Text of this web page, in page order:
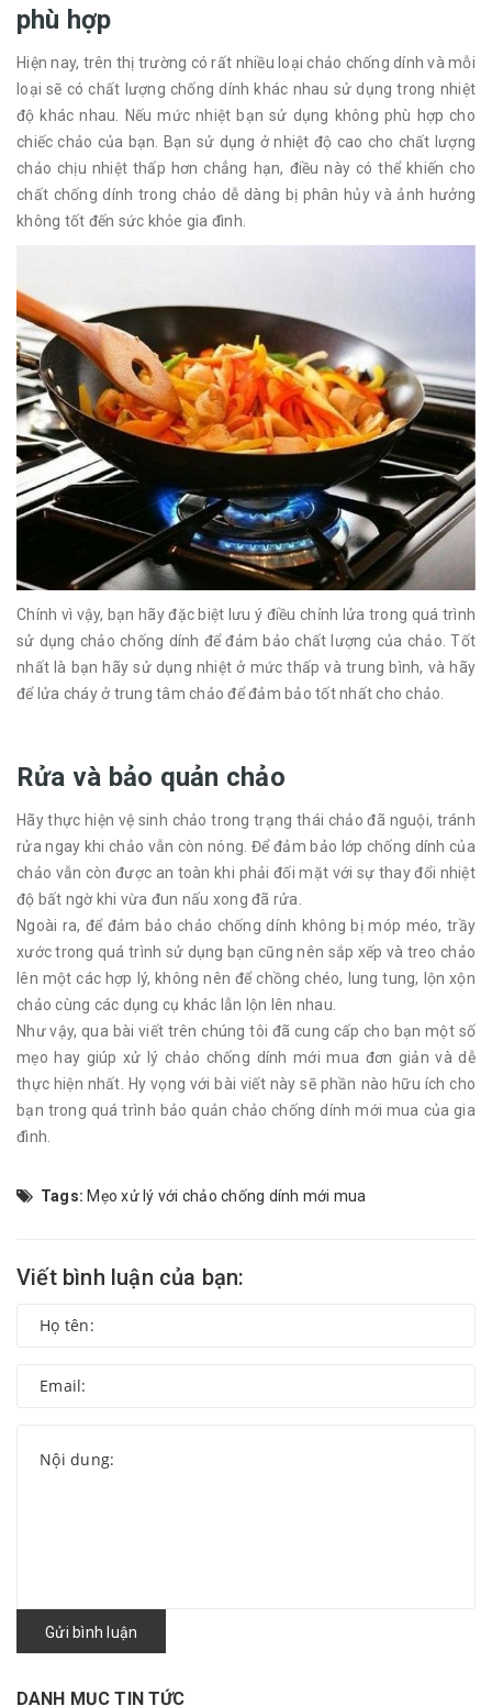
phù hợp
Hiện nay, trên thị trường có rất nhiều loại chảo chống dính và mỗi
loại sẽ có chất lượng chống dính khác nhau sử dụng trong nhiệt
độ khác nhau. Nếu mức nhiệt bạn sử dụng không phù hợp cho
chiếc chảo của bạn. Bạn sử dụng ở nhiệt độ cao cho chất lượng
chảo chịu nhiệt thấp hơn chẳng hạn, điều này có thể khiến cho
chất chống dính trong chảo dễ dàng bị phân hủy và ảnh hưởng
không tốt đến sức khỏe gia đình.
Chính vì vậy, bạn hãy đặc biệt lưu ý điều chỉnh lửa trong quá trình
sử dụng chảo chống dính để đảm bảo chất lượng của chảo. Tốt
nhất là bạn hãy sử dụng nhiệt ở mức thấp và trung bình, và hãy
để lửa cháy ở trung tâm chảo để đảm bảo tốt nhất cho chảo.
Rửa và bảo quản chảo
Hãy thực hiện vệ sinh chảo trong trạng thái chảo đã nguội, tránh
rửa ngay khi chảo vẫn còn nóng. Để đảm bảo lớp chống dính của
chảo vẫn còn được an toàn khi phải đối mặt với sự thay đổi nhiệt
độ bất ngờ khi vừa đun nấu xong đã rửa.
Ngoài ra, để đảm bảo chảo chống dính không bị móp méo, trầy
xước trong quá trình sử dụng bạn cũng nên sắp xếp và treo chảo
lên một các hợp lý, không nên để chồng chéo, lung tung, lộn xộn
chảo cùng các dụng cụ khác lẫn lộn lên nhau.
Như vậy, qua bài viết trên chúng tôi đã cung cấp cho bạn một số
mẹo hay giúp xử lý chảo chống dính mới mua đơn giản và dễ
thực hiện nhất. Hy vọng với bài viết này sẽ phần nào hữu ích cho
bạn trong quá trình bảo quản chảo chống dính mới mua của gia
đình.
Tags: Mẹo xử lý với chảo chống dính mới mua
Viết bình luận của bạn:
Gửi bình luận
DANH MỤC TIN TỨC